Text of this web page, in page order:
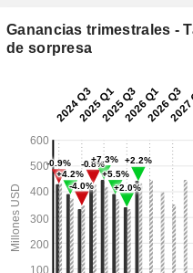
Ganancias trimestrales -
de sorpresa